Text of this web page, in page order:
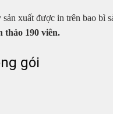
xuất được in trên bao bì
thảo 190 viên.
gói